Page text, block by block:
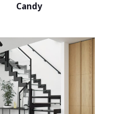
Candy